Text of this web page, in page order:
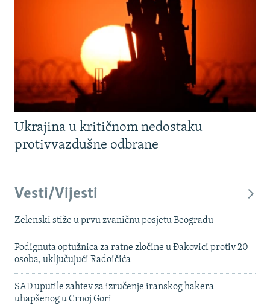
Ukrajina u kritičnom nedostaku
protivvazdušne odbrane
Vesti/Vijesti
Zelenski stiže u prvu zvaničnu posjetu Beogradu
Podignuta optužnica za ratne zločine u Đakovici protiv 20
osoba, uključujući Radoičića
SAD uputile zahtev za izručenje iranskog hakera
uhapšenog u Crnoj Gori